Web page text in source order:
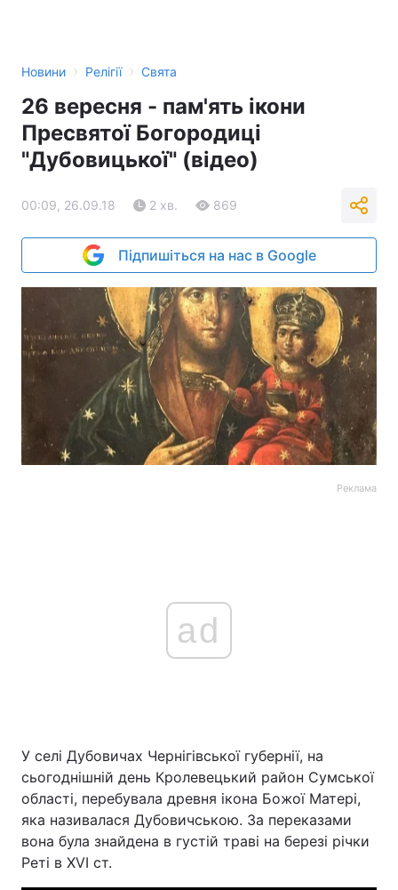
Новини › Релігії › Свята
26 вересня - пам'ять ікони
Пресвятої Богородиці
"Дубовицької" (відео)
00:09, 26.09.18 2 хв. 869
Підпишіться на нас в Google
Реклама
ad
У селі Дубовичах Чернігівської губернії, на
сьогоднішній день Кролевецький район Сумської
області, перебувала древня ікона Божої Матері,
яка називалася Дубовичською. За переказами
вона була знайдена в густій ​​траві на березі річки
Реті в XVI ст.